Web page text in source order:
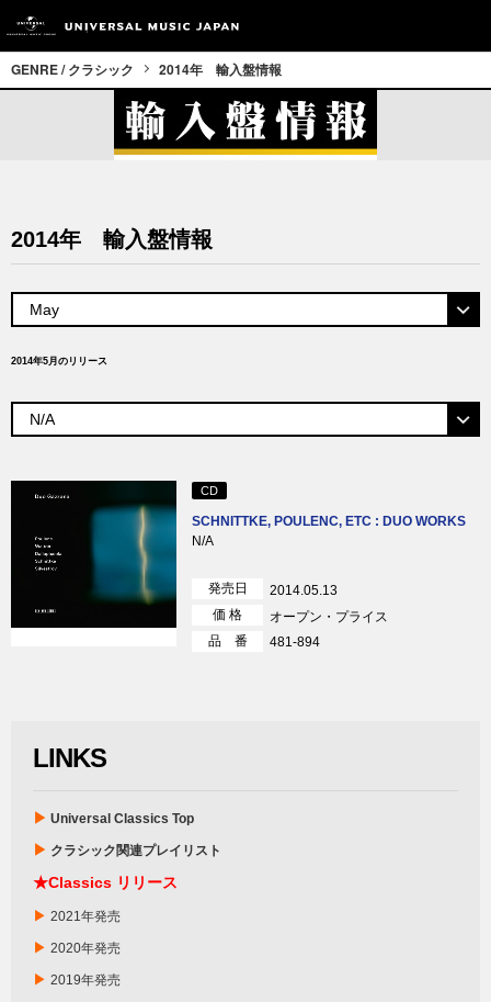
GENRE / クラシック 2014年 輸入盤情報
2014年 輸入盤情報
2014年5月のリリース
CD
SCHNITTKE, POULENC, ETC : DUO WORKS
N/A
発売日
2014.05.13
価 格
オープン・プライス
品 番
481-894
LINKS
▶ Universal Classics Top
▶ クラシック関連プレイリスト
★Classics リリース
▶ 2021年発売
▶ 2020年発売
▶ 2019年発売